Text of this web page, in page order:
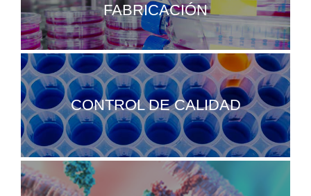
FABRICACIÓN
CONTROL DE CALIDAD